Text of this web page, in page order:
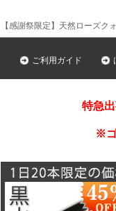
【感謝祭限定】天然ローズ
ご利用ガイド
特急
※ゴ